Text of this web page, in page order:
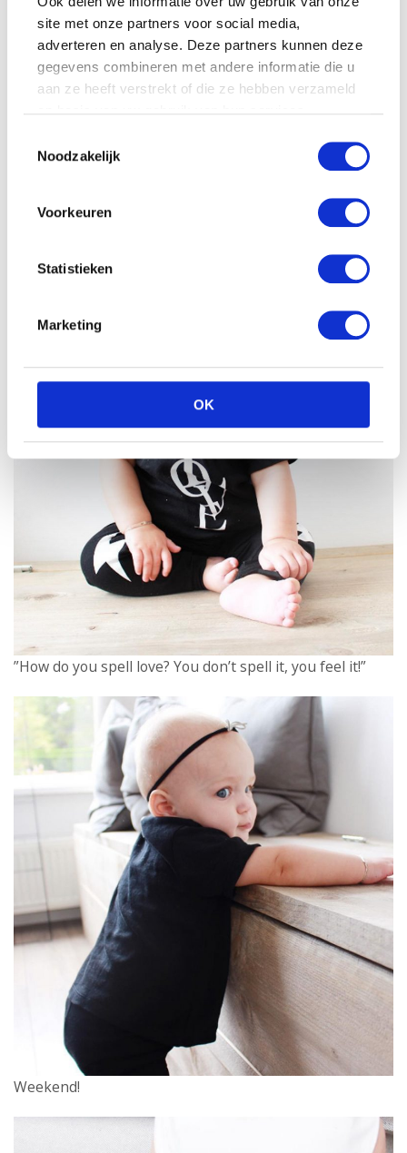
site met onze partners voor social media,
adverteren en analyse. Deze partners kunnen deze
gegevens combineren met andere informatie die u
aan ze heeft verstrekt of die ze hebben verzameld
Noodzakelijk
Voorkeuren
Statistieken
Marketing
OK
”How do you spell love? You don’t spell it, you feel it!”
Weekend!